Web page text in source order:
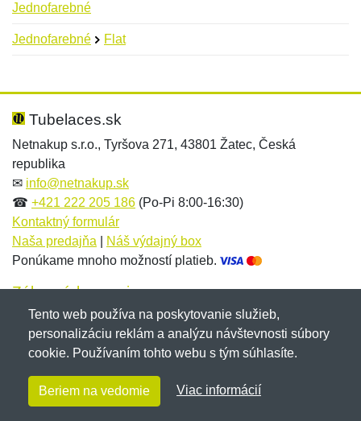
Jednofarebné
Jednofarebné Flat
Hodnotenie:
Meno:*
E-mail:
Správa*
Meno:
E-mail:*
Správa*
Tubelaces.sk
Netnakup s.r.o., Tyršova 271, 43801 Žatec, Česká
republika
✉ info@netnakup.sk
☎ +421 222 205 186 (Po-Pi 8:00-16:30)
Kontaktný formulár
Naša predajňa
Náš výdajný box
Ponúkame mnoho možností platieb.
Zákaznícky servis
Novinky emailom
Copyright © 2007-2026 (19 rokov s vami)Netnakup.sk
NetIQ. Všetky práva vyhradené.
Tento web používa na poskytovanie služieb,
personalizáciu reklám a analýzu návštevnosti súbory
cookie. Používaním tohto webu s tým súhlasíte.
Beriem na vedomie Viac informácií